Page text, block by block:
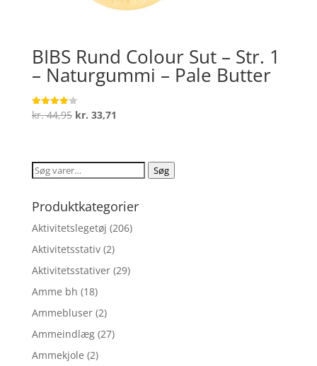
BIBS Rund Colour Sut – Str. 1
– Naturgummi – Pale Butter
Vurderet
4.1
kr.44,95 Den
var:
kr. 44,95.
kr. 33,71
er:
kr. 33,71.
Søg
Søg
Produktkategorier
Aktivitetslegetøj (206)
Aktivitetsstativ (2)
Aktivitetsstativer (29)
Amme bh (18)
Ammebluser (2)
Ammeindlæg (27)
Ammekjole (2)